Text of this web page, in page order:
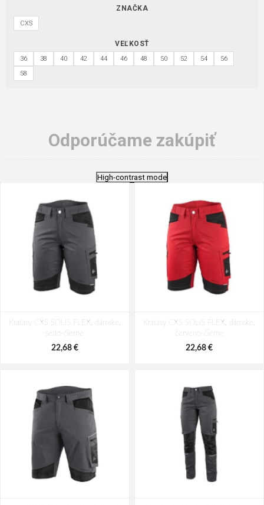
ZNAČKA
CXS
VEĽKOSŤ
36 38 40 42 44 46 48 50 52 54
56
58
Odporúčame zakúpiť
High-contrast mode
Kraťasy CXS SOLIS FLEX, dámske,
šedo-čierne
22,68 €
Kraťasy CXS SOLIS FLEX, dámske,
červeno-čierne
22,68 €